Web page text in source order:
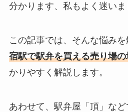
分かります、私もよく迷いま
この記事では、そんな悩みを
宿駅で駅弁を買える売り場
かりやすく解説します。
あわせて、駅弁屋「頂」な